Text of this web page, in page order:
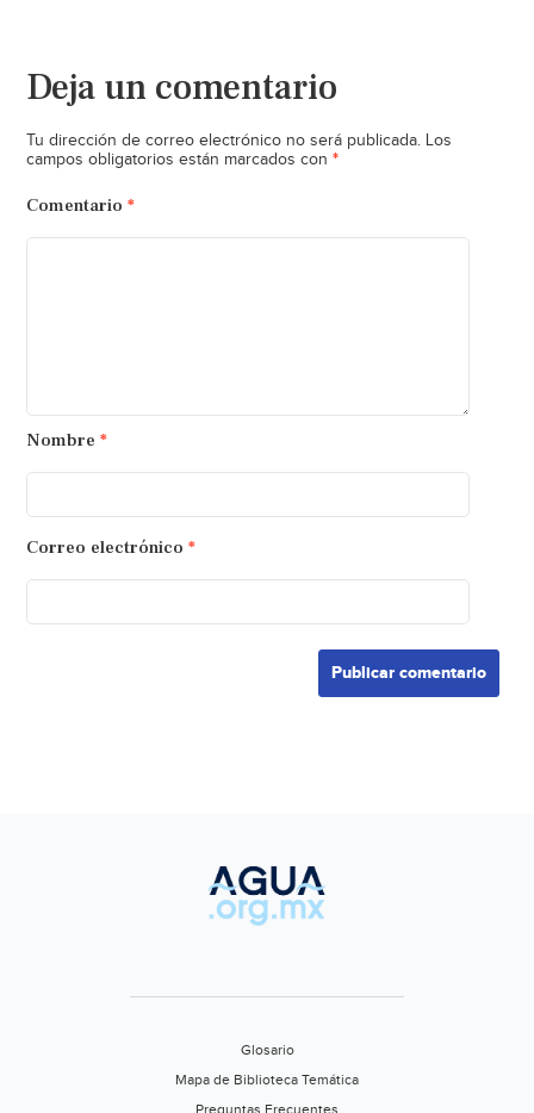
Deja un comentario
Tu dirección de correo electrónico no será publicada. Los
campos obligatorios están marcados con *
Comentario *
Nombre *
Correo electrónico *
Glosario
Mapa de Biblioteca Temática